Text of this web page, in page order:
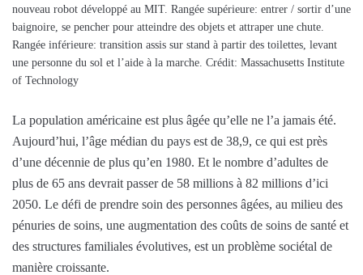
nouveau robot développé au MIT. Rangée supérieure: entrer / sortir d’une
baignoire, se pencher pour atteindre des objets et attraper une chute.
Rangée inférieure: transition assis sur stand à partir des toilettes, levant
une personne du sol et l’aide à la marche. Crédit: Massachusetts Institute
of Technology
La population américaine est plus âgée qu’elle ne l’a jamais été.
Aujourd’hui, l’âge médian du pays est de 38,9, ce qui est près
d’une décennie de plus qu’en 1980. Et le nombre d’adultes de
plus de 65 ans devrait passer de 58 millions à 82 millions d’ici
2050. Le défi de prendre soin des personnes âgées, au milieu des
pénuries de soins, une augmentation des coûts de soins de santé et
des structures familiales évolutives, est un problème sociétal de
manière croissante.